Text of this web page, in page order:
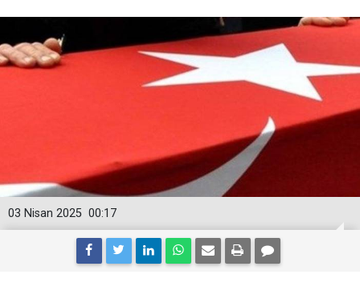
00:17
03 Nisan 2025